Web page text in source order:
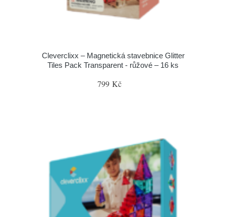
Cleverclixx – Magnetická stavebnice Glitter
Tiles Pack Transparent - růžové – 16 ks
799 Kč